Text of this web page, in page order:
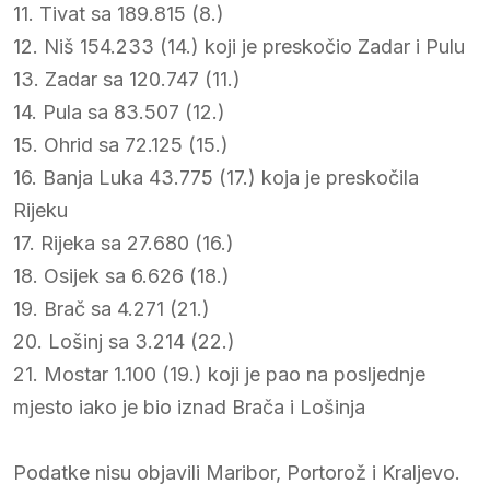
11. Tivat sa 189.815 (8.)
12. Niš 154.233 (14.) koji je preskočio Zadar i Pulu
13. Zadar sa 120.747 (11.)
14. Pula sa 83.507 (12.)
15. Ohrid sa 72.125 (15.)
16. Banja Luka 43.775 (17.) koja je preskočila
Rijeku
17. Rijeka sa 27.680 (16.)
18. Osijek sa 6.626 (18.)
19. Brač sa 4.271 (21.)
20. Lošinj sa 3.214 (22.)
21. Mostar 1.100 (19.) koji je pao na posljednje
mjesto iako je bio iznad Brača i Lošinja
Podatke nisu objavili Maribor, Portorož i Kraljevo.